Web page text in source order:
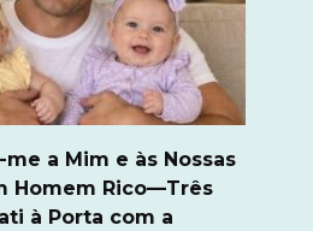
a Mim e às Nossas
Homem Rico—Três
à Porta com a